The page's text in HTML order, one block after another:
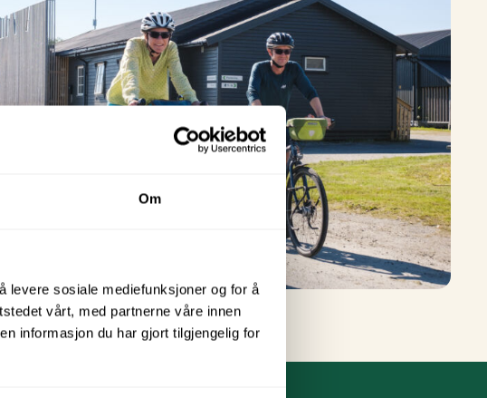
Om
levere sosiale mediefunksjoner og for å
vårt, med partnerne våre innen
informasjon du har gjort tilgjengelig for